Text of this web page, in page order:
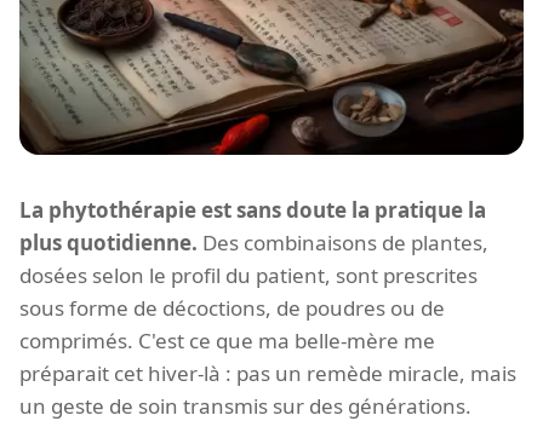
La phytothérapie est sans doute la pratique la
plus quotidienne. Des combinaisons de plantes,
dosées selon le profil du patient, sont prescrites
sous forme de décoctions, de poudres ou de
comprimés. C'est ce que ma belle-mère me
préparait cet hiver-là : pas un remède miracle, mais
un geste de soin transmis sur des générations.